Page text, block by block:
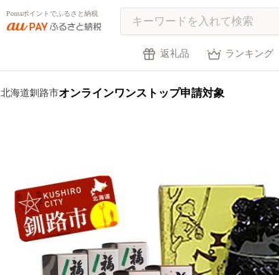
Pontaポイントでふるさと納税
返礼品 ランキング
北海道釧路市オンラインワンストップ申請対象